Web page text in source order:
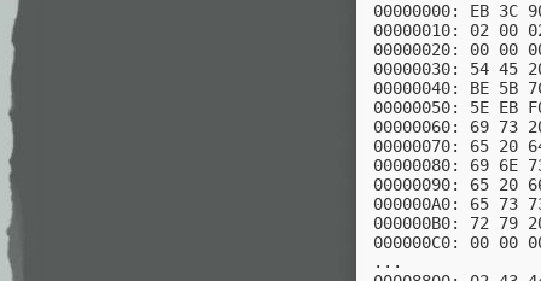
00000000: EB 3C
00000010: 02 00
00000020: 00 00
00000030: 54 45
00000040: BE 5B
00000050: 5E EB
00000060: 69 73
00000070: 65 20
00000080: 69 6E
00000090: 65 20
000000A0: 65 73
000000B0: 72 79
000000C0: 00 00
...